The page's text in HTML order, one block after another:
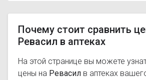
Почему стоит сравнить
Ревасил в аптеках
На этой странице вы можете
цены на Ревасил в аптеках